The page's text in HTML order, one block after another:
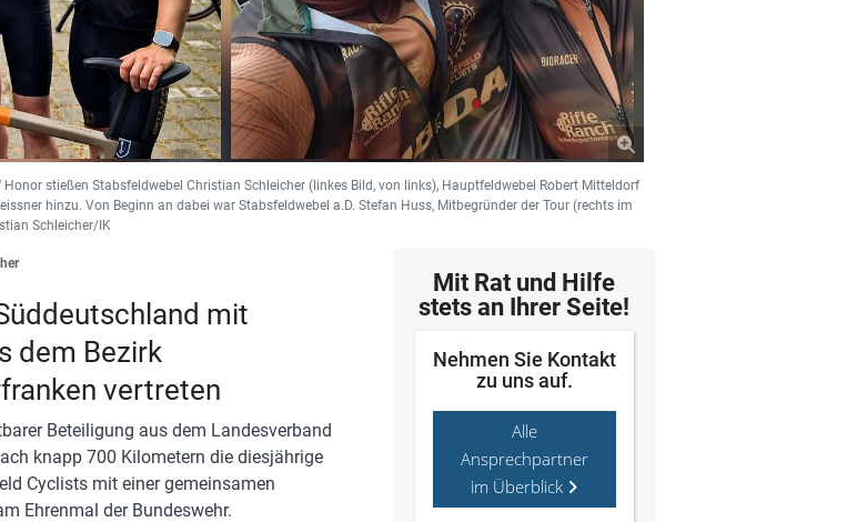
stießen Stabsfeldwebel Christian Schleicher (linkes Bild, von links), Hauptfeldwebel Robert Mitteldorf
hinzu. Von Beginn an dabei war Stabsfeldwebel a.D. Stefan Huss, Mitbegründer der Tour (rechts im
Schleicher/IK
mit
dem Bezirk
vertreten
Beteiligung aus dem Landesverband
knapp 700 Kilometern die diesjährige
Cyclists mit einer gemeinsamen
Ehrenmal der Bundeswehr.
Mit Rat und Hilfe
stets an Ihrer Seite!
Nehmen Sie Kontakt
zu uns auf.
Alle
Ansprechpartner
im Überblick